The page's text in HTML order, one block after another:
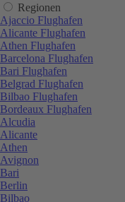
Regionen
Ajaccio Flughafen
Alicante Flughafen
Athen Flughafen
Barcelona Flughafen
Bari Flughafen
Belgrad Flughafen
Bilbao Flughafen
Bordeaux Flughafen
Alcudia
Alicante
Athen
Avignon
Bari
Berlin
Bilbao